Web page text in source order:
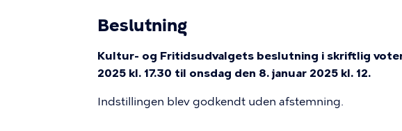
Beslutning
Kultur- og Fritidsudvalgets beslutning i skriftlig
2025 kl. 17.30 til onsdag den 8. januar 2025 kl. 12.
Indstillingen blev godkendt uden afstemning.